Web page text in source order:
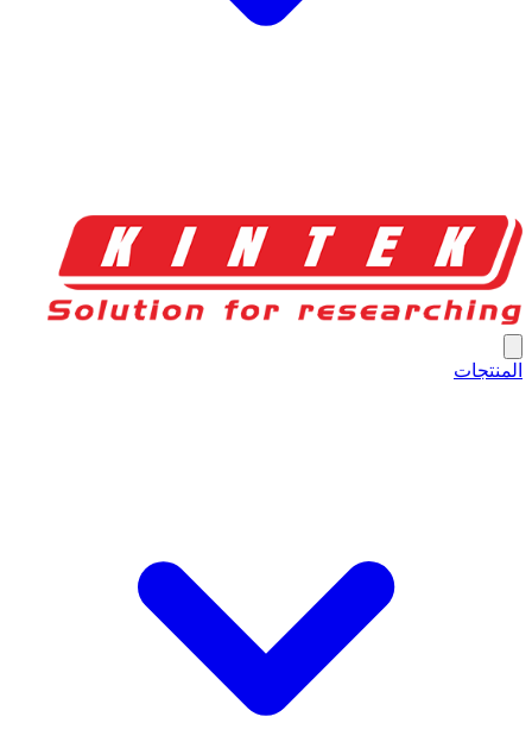
المنتجات